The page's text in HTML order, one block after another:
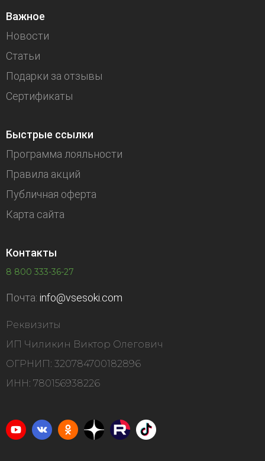
Важное
Новости
Статьи
Подарки за отзывы
Сертификаты
Быстрые ссылки
Программа лояльности
Правила акций
Публичная оферта
Карта сайта
Контакты
8 800 333-36-27
Почта: info@vsesoki.com
Реквизиты
ИП Чиликин Виктор Олегович
ОГРНИП: 320784700182896
ИНН: 780156938226